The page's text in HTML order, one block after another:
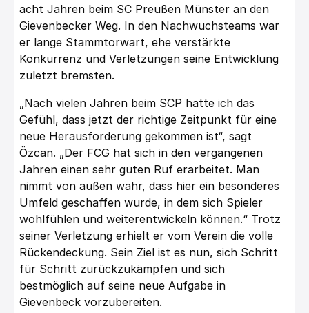
acht Jahren beim SC Preußen Münster an den
Gievenbecker Weg. In den Nachwuchsteams war
er lange Stammtorwart, ehe verstärkte
Konkurrenz und Verletzungen seine Entwicklung
zuletzt bremsten.
„Nach vielen Jahren beim SCP hatte ich das
Gefühl, dass jetzt der richtige Zeitpunkt für eine
neue Herausforderung gekommen ist“, sagt
Özcan. „Der FCG hat sich in den vergangenen
Jahren einen sehr guten Ruf erarbeitet. Man
nimmt von außen wahr, dass hier ein besonderes
Umfeld geschaffen wurde, in dem sich Spieler
wohlfühlen und weiterentwickeln können.“ Trotz
seiner Verletzung erhielt er vom Verein die volle
Rückendeckung. Sein Ziel ist es nun, sich Schritt
für Schritt zurückzukämpfen und sich
bestmöglich auf seine neue Aufgabe in
Gievenbeck vorzubereiten.